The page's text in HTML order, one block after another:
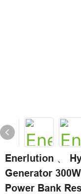
Enerlution 、
Generator
Power Bank